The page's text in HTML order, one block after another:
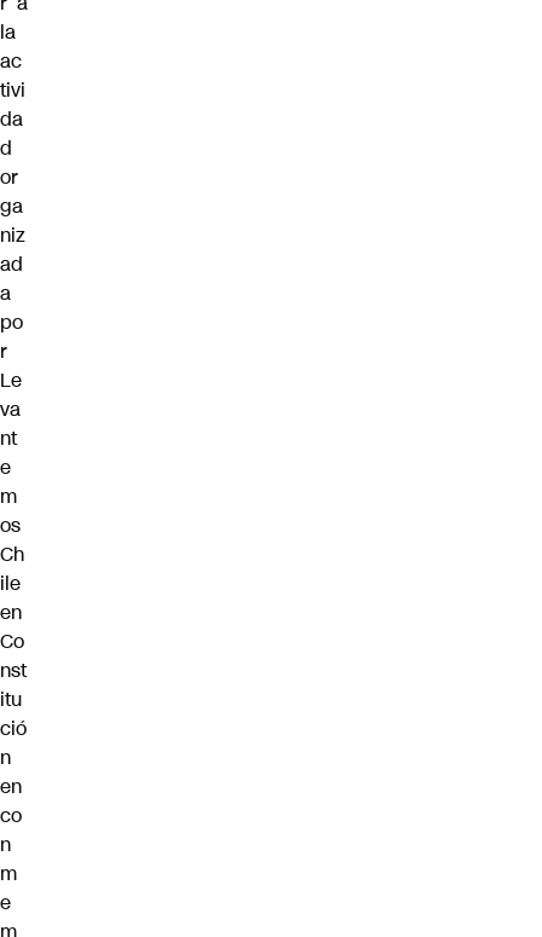
la
ac
tivi
da
d
or
ga
niz
ad
a
po
r
Le
va
nt
e
m
os
Ch
ile
en
Co
nst
itu
ció
n
en
co
n
m
e
m